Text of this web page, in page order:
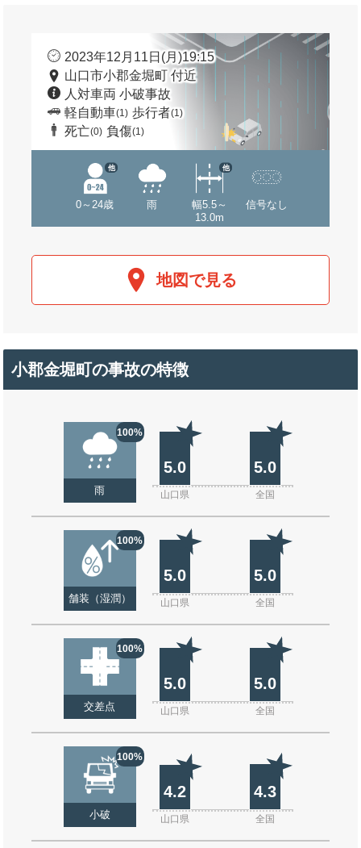
2023年12月11日(月)19:15
山口市小郡金堀町 付近
人対車両 小破事故
軽自動車(1) 歩行者(1)
死亡(0) 負傷(1)
0～24歳
他
雨
幅5.5～
13.0m
他
信号なし
地図で見る
小郡金堀町の事故の特徴
100%
雨
5.0 5.0
山口県 全国
100%
舗装（湿潤）
5.0 5.0
山口県 全国
100%
交差点
5.0 5.0
山口県 全国
100%
小破
4.2 4.3
山口県 全国